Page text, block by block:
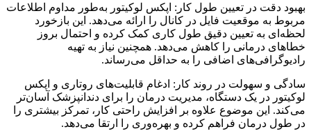
بهبود دقت در تعیین طول کار: اپکس لوکیتور به‌طور مداوم اطلاعات
مربوط به موقعیت فایل در کانال را ارائه می‌دهد. این بازخورد
لحظه‌ای به تعیین دقیق طول کاری کمک کرده و احتمال بروز
خطاهای درمانی را کاهش می‌دهد. همچنین نیاز به تهیه
رادیوگرافی‌های اضافی را به حداقل می‌رساند.
سادگی و سهولت در روند کار: ادغام قابلیت‌های روتاری و اپکس
لوکیتور در یک دستگاه، مدیریت درمان را برای دندانپزشک آسان‌تر
می‌کند. این موضوع علاوه بر افزایش راحتی کار، تمرکز بیشتری را
در طول درمان فراهم کرده و بهره‌وری را ارتقا می‌دهد.